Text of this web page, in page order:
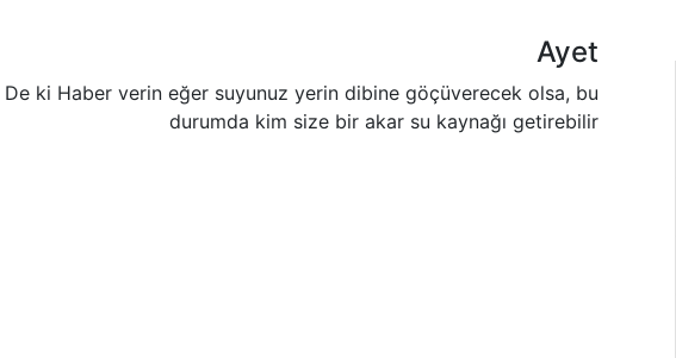
Ayet
De ki Haber verin eğer suyunuz yerin dibine göçüverecek olsa, bu
durumda kim size bir akar su kaynağı getirebilir